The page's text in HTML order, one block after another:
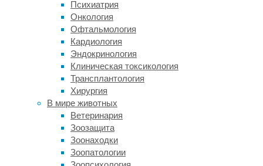
Психиатрия
Онкология
Офтальмология
Кардиология
Эндокринология
Клиническая токсикология
Трансплантология
Хирургия
В мире животных
Ветеринария
Зоозащита
Зоонаходки
Зоопатологии
же
время
учёные
не
исключают,
что
подобные
изменения
могли
произойти
из-
за
ухода